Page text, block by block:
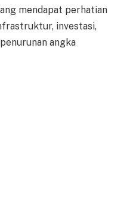
mendapat perhatian
investasi,
angka